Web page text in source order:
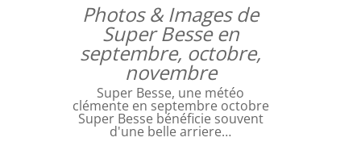
Photos & Images de
Super Besse en
septembre, octobre,
novembre
Super Besse, une météo
clémente en septembre octobre
Super Besse bénéficie souvent
d'une belle arriere…